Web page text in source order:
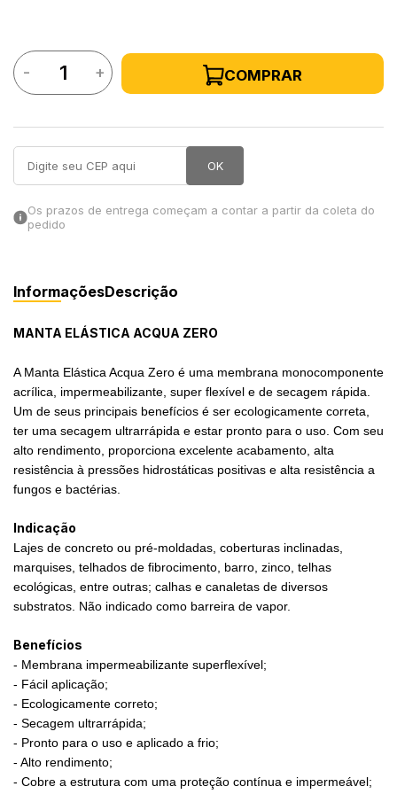
a categoria
- + COMPRAR
OK
Os prazos de entrega começam a contar a partir da coleta do
pedido
InformaçõesDescrição
MANTA ELÁSTICA ACQUA ZERO
A Manta Elástica Acqua Zero é uma membrana monocomponente
acrílica, impermeabilizante, super flexível e de secagem rápida.
Um de seus principais benefícios é ser ecologicamente correta,
ter uma secagem ultrarrápida e estar pronto para o uso. Com seu
alto rendimento, proporciona excelente acabamento, alta
resistência à pressões hidrostáticas positivas e alta resistência a
fungos e bactérias.
Indicação
Lajes de concreto ou pré-moldadas, coberturas inclinadas,
marquises, telhados de fibrocimento, barro, zinco, telhas
ecológicas, entre outras; calhas e canaletas de diversos
substratos. Não indicado como barreira de vapor.
Benefícios
- Membrana impermeabilizante superflexível;
- Fácil aplicação;
- Ecologicamente correto;
- Secagem ultrarrápida;
- Pronto para o uso e aplicado a frio;
- Alto rendimento;
- Cobre a estrutura com uma proteção contínua e impermeável;